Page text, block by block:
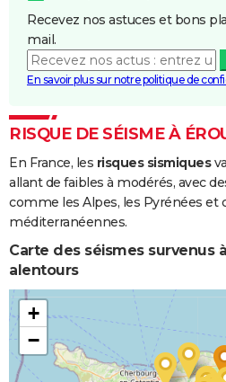
Recevez nos astuces et bons
mail.
En savoir plus sur notre politique de
RISQUE DE SÉISME À
En France, les risques sismiques
allant de faibles à modérés, avec
comme les Alpes, les Pyrénées et
méditerranéennes.
Carte des séismes survenus
alentours
+
−